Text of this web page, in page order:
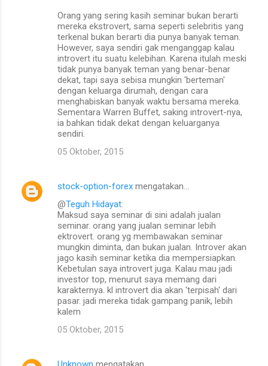
Orang yang sering kasih seminar bukan berarti
mereka ekstrovert, sama seperti selebritis yang
terkenal bukan berarti dia punya banyak teman.
However, saya sendiri gak menganggap kalau
introvert itu suatu kelebihan. Karena itulah meski
tidak punya banyak teman yang benar-benar
dekat, tapi saya sebisa mungkin 'berteman'
dengan keluarga dirumah, dengan cara
menghabiskan banyak waktu bersama mereka.
Sementara Warren Buffet, saking introvert-nya,
ia bahkan tidak dekat dengan keluarganya
sendiri.
05 Oktober, 2015
stock-option-forex mengatakan…
@Teguh Hidayat:
Maksud saya seminar di sini adalah jualan
seminar. orang yang jualan seminar lebih
ektrovert. orang yg membawakan seminar
mungkin diminta, dan bukan jualan. Introver akan
jago kasih seminar ketika dia mempersiapkan.
Kebetulan saya introvert juga. Kalau mau jadi
investor top, menurut saya memang dari
karakternya. kl introvert dia akan 'terpisah' dari
pasar. jadi mereka tidak gampang panik, lebih
kalem
05 Oktober, 2015